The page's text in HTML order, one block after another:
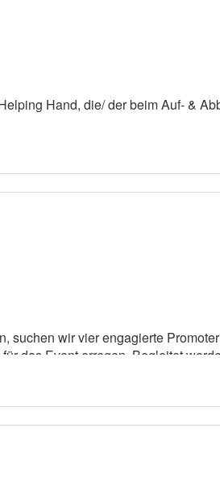
Hand, die/ der beim Auf- &
suchen wir vier engagierte
das Event erregen. Begleitet
tragen. Ein Hosenanzug